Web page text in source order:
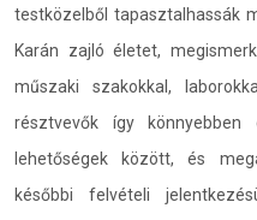
testközelből tapasztalhassák
Karán zajló életet,
műszaki szakokkal,
résztvevők így könnyebben
lehetőségek között, és
későbbi felvételi